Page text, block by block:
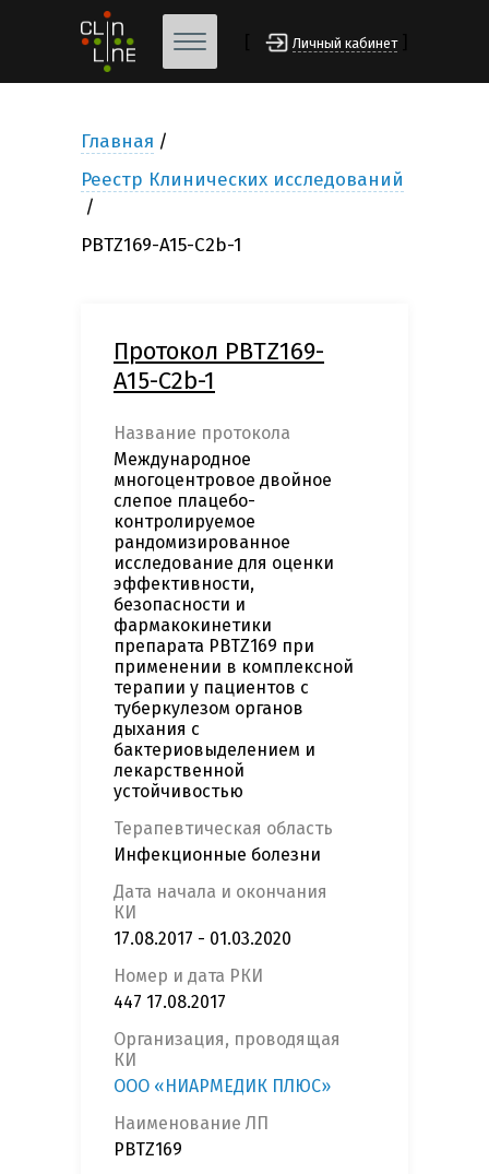
Личный кабинет
Главная
Реестр Клинических исследований
PBTZ169-A15-C2b-1
Протокол PBTZ169-
A15-C2b-1
Название протокола
Международное
многоцентровое двойное
слепое плацебо-
контролируемое
рандомизированное
исследование для оценки
эффективности,
безопасности и
фармакокинетики
препарата PBTZ169 при
применении в комплексной
терапии у пациентов с
туберкулезом органов
дыхания с
бактериовыделением и
лекарственной
устойчивостью
Терапевтическая область
Инфекционные болезни
Дата начала и окончания
КИ
17.08.2017 - 01.03.2020
Номер и дата РКИ
447 17.08.2017
Организация, проводящая
КИ
ООО «НИАРМЕДИК ПЛЮС»
Наименование ЛП
PBTZ169